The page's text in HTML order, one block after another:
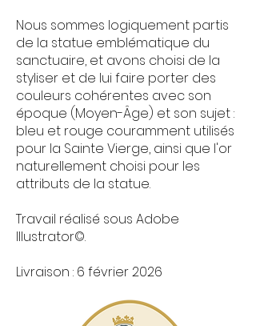
Nous sommes logiquement partis
de la statue emblématique du
sanctuaire, et avons choisi de la
styliser et de lui faire porter des
couleurs cohérentes avec son
époque (Moyen-Âge) et son sujet :
bleu et rouge couramment utilisés
pour la Sainte Vierge, ainsi que l'or
naturellement choisi pour les
attributs de la statue.
Travail réalisé sous Adobe
Illustrator©.
​Livraison : 6 février 2026